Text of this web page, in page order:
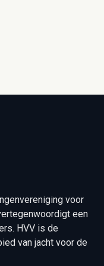
voor
een
HVV is de
van jacht voor de